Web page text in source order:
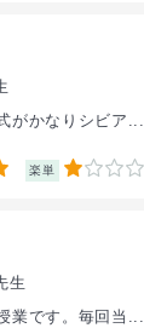
がかなりシビア...
楽単 1
生
業です。毎回当...